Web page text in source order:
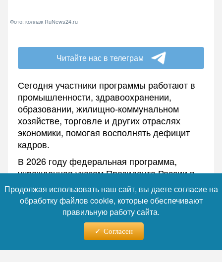
Фото: коллаж RuNews24.ru
Читайте нас в телеграм
Сегодня участники программы работают в
промышленности, здравоохранении,
образовании, жилищно-коммунальном
Продолжая использовать наш сайт, вы даете согласие на
обработку файлов cookie, которые обеспечивают
правильную работу сайта.
Согласен